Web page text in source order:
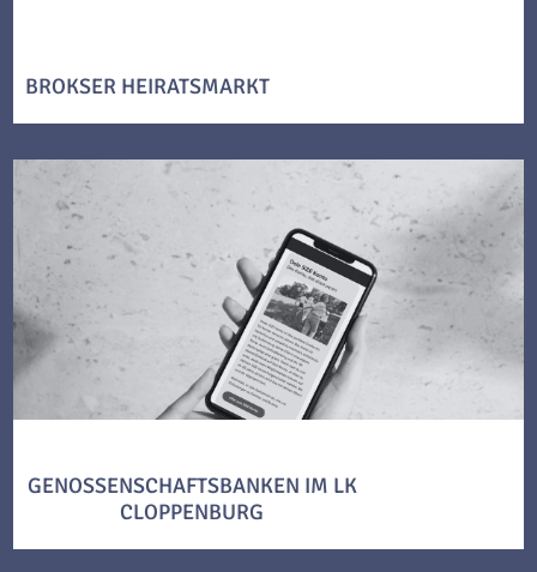
BROKSER HEIRATSMARKT
GENOSSENSCHAFTSBANKEN IM LK
CLOPPENBURG